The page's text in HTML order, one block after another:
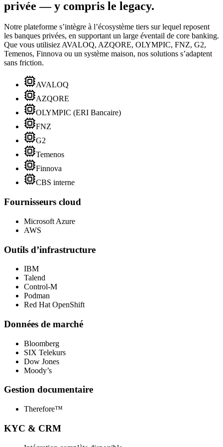
privée — y compris le legacy.
Notre plateforme s’intègre à l’écosystème tiers sur lequel reposent
les banques privées, en supportant un large éventail de core banking.
Que vous utilisiez AVALOQ, AZQORE, OLYMPIC, FNZ, G2,
Temenos, Finnova ou un système maison, nos solutions s’adaptent
sans friction.
AVALOQ
AZQORE
OLYMPIC (ERI Bancaire)
FNZ
G2
Temenos
Finnova
CBS interne
Fournisseurs cloud
Microsoft Azure
AWS
Outils d’infrastructure
IBM
Talend
Control-M
Podman
Red Hat OpenShift
Données de marché
Bloomberg
SIX Telekurs
Dow Jones
Moody’s
Gestion documentaire
Therefore™
KYC & CRM